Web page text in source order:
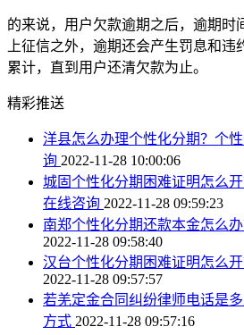
的来说，用户欠款逾期之后，逾期时
上征信之外，逾期还会产生罚息和
累计，直到用户还清欠款为止。
精彩推送
洋县怎么办理个性化分期？个
询 2022-11-28 10:00:06
城固个性化分期困难证明怎么
在线咨询 2022-11-28 09:59:23
南郑个性化分期还款本金怎么
2022-11-28 09:58:40
汉台个性化分期困难证明怎么
2022-11-28 09:57:57
若羌定金合同纠纷律师电话是
方式 2022-11-28 09:57:16